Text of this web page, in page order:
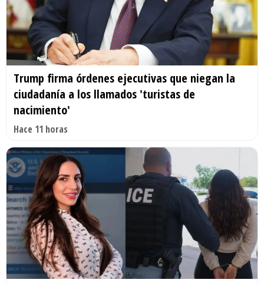
Trump firma órdenes ejecutivas que niegan la
ciudadanía a los llamados 'turistas de
nacimiento'
Hace 11 horas